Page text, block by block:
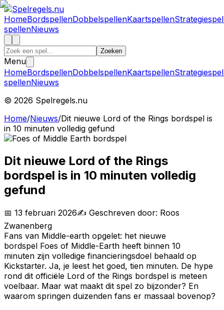
HomeBordspellenDobbelspellenKaartspellen
spellenNieuws
Zoeken
Menu
HomeBordspellenDobbelspellenKaartspellen
spellenNieuws
© 2026 Spelregels.nu
Home/Nieuws/Dit nieuwe Lord of the Rings bordspel is
in 10 minuten volledig gefund
Dit nieuwe Lord of the Rings
bordspel is in 10 minuten volledig
gefund
📅 13 februari 2026✍️ Geschreven door: Roos
Zwanenberg
Fans van Middle-earth opgelet: het nieuwe
bordspel Foes of Middle-Earth heeft binnen 10
minuten zijn volledige financieringsdoel behaald op
Kickstarter. Ja, je leest het goed, tien minuten. De hype
rond dit officiële Lord of the Rings bordspel is meteen
voelbaar. Maar wat maakt dit spel zo bijzonder? En
waarom springen duizenden fans er massaal bovenop?